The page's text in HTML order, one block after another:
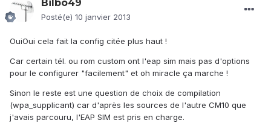
Bilbo49
Posté(e) 10 janvier 2013
OuiOui cela fait la config citée plus haut !
Car certain tél. ou rom custom ont l'eap sim mais pas d'options
pour le configurer "facilement" et oh miracle ça marche !
Sinon le reste est une question de choix de compilation
(wpa_supplicant) car d'après les sources de l'autre CM10 que
j'avais parcouru, l'EAP SIM est pris en charge.